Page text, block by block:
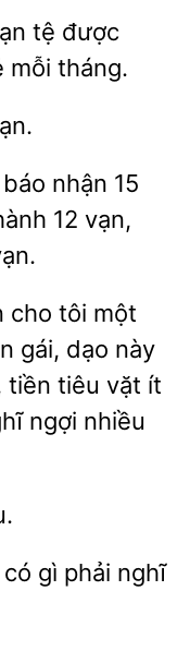
tệ được
mỗi tháng.
nhận 15
12
cho tôi một
gái, dạo này
tiêu vặt ít
ngợi nhiều
có gì
nghĩ